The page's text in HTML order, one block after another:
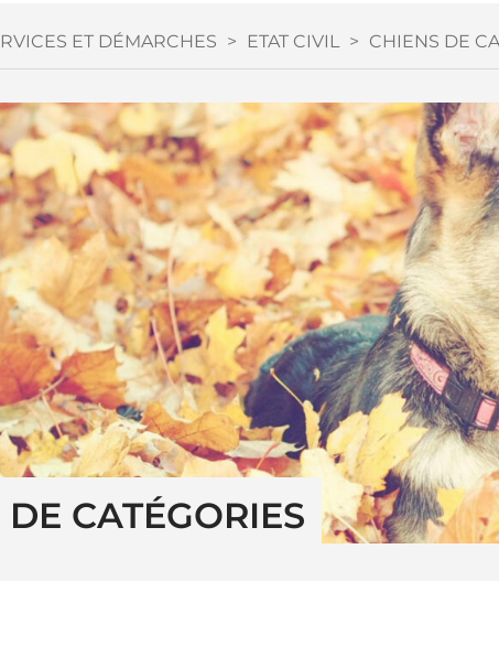
ET DÉMARCHES > ETAT CIVIL > CHIENS DE
CATÉGORIES